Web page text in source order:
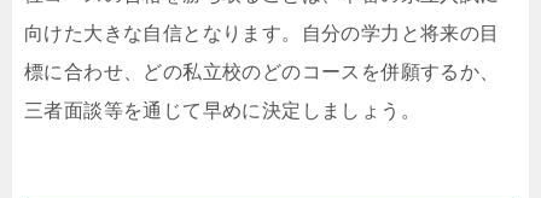
向けた大きな自信となります。自分の学力と将来の目
標に合わせ、どの私立校のどのコースを併願するか、
三者面談等を通じて早めに決定しましょう。